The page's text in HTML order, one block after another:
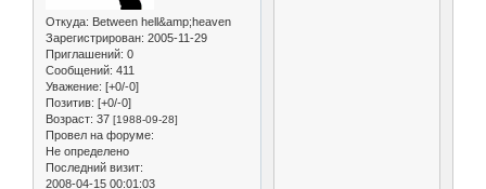
Откуда: Between hell&amp;heaven
Зарегистрирован: 2005-11-29
Приглашений: 0
Сообщений: 411
Уважение: [+0/-0]
Позитив: [+0/-0]
Возраст: 37 [1988-09-28]
Провел на форуме:
Не определено
Последний визит:
2008-04-15 00:01:03